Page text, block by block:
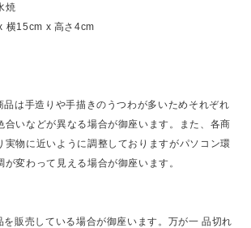
焼
横15cm x 高さ4cm
品は手造りや手描きのうつわが多いためそれぞれ
合いなどが異なる場合が御座います。また、各商
実物に近いように調整しておりますがパソコン環
変わって見える場合が御座います。
販売している場合が御座います。万が一 品切れ